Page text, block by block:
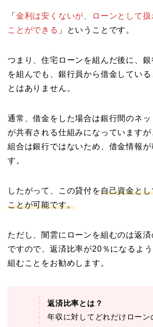
「 金利は安くないが、ローンとして扱
ことができる 」ということです。
つまり、住宅ローンを組んだ後に、
を組んでも、銀行員から借金している
とはありません。
通常、借金をした場合は銀行間のネッ
が共有される仕組みになっています
組合は銀行ではないため、借金情報
す。
したがって、この貸付を自己資金と
ことが可能です。
ただし、闇雲にローンを組むのは返
ですので、返済比率が20％になるよ
組むことをお勧めします。
返済比率とは？
年収に対してどれだけローン